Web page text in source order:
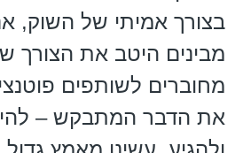
בצורך אמיתי של השוק,
מבינים היטב את הצורך
מחוברים לשותפים
את הדבר המתבקש –